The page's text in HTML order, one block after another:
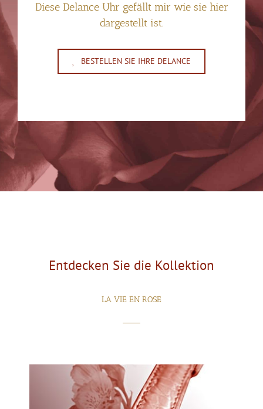
Diese Delance Uhr gefällt mir wie sie hier
dargestellt ist.
BESTELLEN SIE IHRE DELANCE
Entdecken Sie die Kollektion
LA VIE EN ROSE